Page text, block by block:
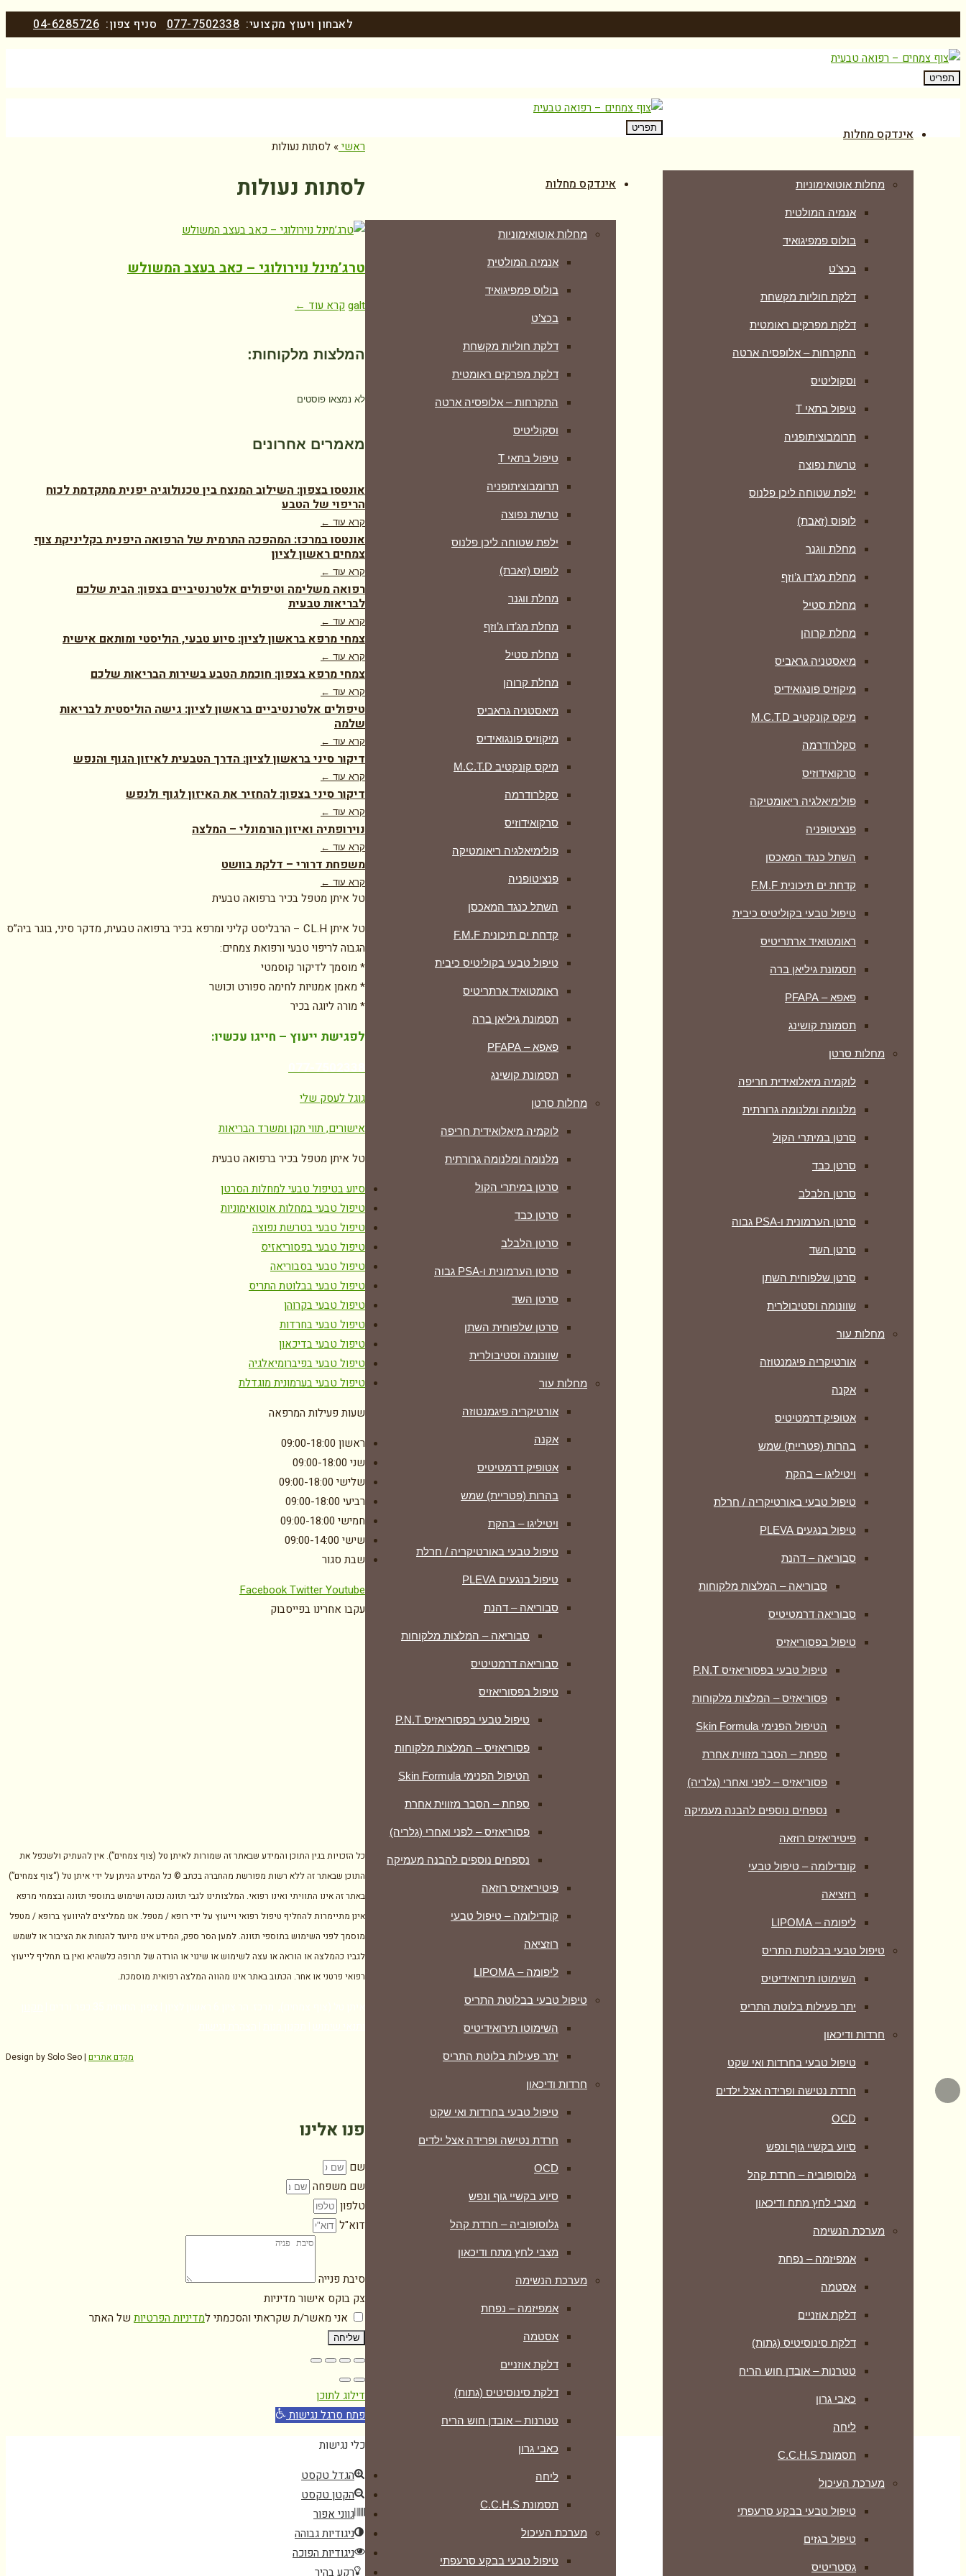
לאבחון ויעוץ מקצועי: 077-7502338 סניף צפון: 04-6285726
תפריט
אינדקס מחלות
מחלות אוטואימוניות
אנמיה המולטית
בולוס פמפיגואיד
בכצ’ט
דלקת חוליות מקשחת
דלקת מפרקים ראומטית
התקרחות – אלופסיה ארטה
וסקוליטיס
טיפול בתאי T
תרומבוציתופניה
טרשת נפוצה
ילפת שטוחה ליכן פלנוס
לופוס (זאבת)
מחלת ווגנר
מחלת מג’דו ג’וזף
מחלת סטיל
מחלת קרוהן
מיאסטניה גראביס
מיקוזיס פונגואידיס
מיקס קונקטיב M.C.T.D
סקלרודרמה
סרקואידוזיס
פולימיאלגיה ריאומטיקה
‏פנציטופניה
השתל כנגד המאכסן
קדחת ים תיכונית F.M.F
טיפול טבעי בקוליטיס כיבית
ראומטואיד ארתריטיס
תסמונת גיליאן ברה
פאפא – PFAPA
תסמונת קושינג
מחלות סרטן
לוקמיה מיאלואידית חריפה
מלנומה ומלנומה גרורתית
סרטן במיתרי הקול
סרטן כבד
סרטן הלבלב
סרטן הערמונית ו-PSA גבוה
סרטן השד
סרטן שלפוחית השתן
שוונומה וסטיבולרית
מחלות עור
אורטיקריה פיגמנטוזה
אקנה
אטופיק דרמטיטיס
בהרות (פטריית) שמש
ויטיליגו – בהקת
טיפול טבעי באורטיקריה / חרלת
טיפול בנגעים PLEVA
סבוריאה – דהנת
סבוריאה – המלצות מלקוחות
סבוריאה דרמטיטיס
טיפול בפסוריאזיס
טיפול טבעי בפסוריאזיס P.N.T
פסוריאזיס – המלצות מלקוחות
הטיפול הפנימי Skin Formula
ספחת – הסבר מזווית אחרת
פסוריאזיס – לפני ואחרי (גלריה)
נספחים נוספים להבנה מעמיקה
פיטיריאזיס רוזאה
קונדילומה – טיפול טבעי
רוזציאה
ליפומה – LIPOMA
טיפול טבעי בבלוטת התריס
השימוטו תירואידיטיס
יתר פעילות בלוטת התריס
חרדות ודיכאון
טיפול טבעי בחרדות ואי שקט
חרדת נטישה ופרידה אצל ילדים
OCD
סיוע בקשיי גוף ונפש
גלוסופוביה – חרדת קהל
מצבי לחץ מתח ודיכאון
מערכת הנשימה
אמפיזמה – נפחת
אסטמה
דלקת אוזניים
דלקת סינוסיטיס (גתות)
טטרנות – אובדן חוש הריח
כאבי גרון
ליחה
תסמונת C.C.H.S
מערכת העיכול
טיפול טבעי בבקע סרעפתי
טיפול בגזים
גסטריטיס
תפריט
אינדקס מחלות
מחלות אוטואימוניות
אנמיה המולטית
בולוס פמפיגואיד
בכצ’ט
דלקת חוליות מקשחת
דלקת מפרקים ראומטית
התקרחות – אלופסיה ארטה
וסקוליטיס
טיפול בתאי T
תרומבוציתופניה
טרשת נפוצה
ילפת שטוחה ליכן פלנוס
לופוס (זאבת)
מחלת ווגנר
מחלת מג’דו ג’וזף
מחלת סטיל
מחלת קרוהן
מיאסטניה גראביס
מיקוזיס פונגואידיס
מיקס קונקטיב M.C.T.D
סקלרודרמה
סרקואידוזיס
פולימיאלגיה ריאומטיקה
‏פנציטופניה
השתל כנגד המאכסן
קדחת ים תיכונית F.M.F
טיפול טבעי בקוליטיס כיבית
ראומטואיד ארתריטיס
תסמונת גיליאן ברה
פאפא – PFAPA
תסמונת קושינג
מחלות סרטן
לוקמיה מיאלואידית חריפה
מלנומה ומלנומה גרורתית
סרטן במיתרי הקול
סרטן כבד
סרטן הלבלב
סרטן הערמונית ו-PSA גבוה
סרטן השד
סרטן שלפוחית השתן
שוונומה וסטיבולרית
מחלות עור
אורטיקריה פיגמנטוזה
אקנה
אטופיק דרמטיטיס
בהרות (פטריית) שמש
ויטיליגו – בהקת
טיפול טבעי באורטיקריה / חרלת
טיפול בנגעים PLEVA
סבוריאה – דהנת
סבוריאה – המלצות מלקוחות
סבוריאה דרמטיטיס
טיפול בפסוריאזיס
טיפול טבעי בפסוריאזיס P.N.T
פסוריאזיס – המלצות מלקוחות
הטיפול הפנימי Skin Formula
ספחת – הסבר מזווית אחרת
פסוריאזיס – לפני ואחרי (גלריה)
נספחים נוספים להבנה מעמיקה
פיטיריאזיס רוזאה
קונדילומה – טיפול טבעי
רוזציאה
ליפומה – LIPOMA
טיפול טבעי בבלוטת התריס
השימוטו תירואידיטיס
יתר פעילות בלוטת התריס
חרדות ודיכאון
טיפול טבעי בחרדות ואי שקט
חרדת נטישה ופרידה אצל ילדים
OCD
סיוע בקשיי גוף ונפש
גלוסופוביה – חרדת קהל
מצבי לחץ מתח ודיכאון
מערכת הנשימה
אמפיזמה – נפחת
אסטמה
דלקת אוזניים
דלקת סינוסיטיס (גתות)
טטרנות – אובדן חוש הריח
כאבי גרון
ליחה
תסמונת C.C.H.S
מערכת העיכול
טיפול טבעי בבקע סרעפתי
ראשי» לסתות נעולות
לסתות נעולות
טרג’מינל נוירולוגי – כאב בעצב המשולש
galt קרא עוד ←
המלצות מלקוחות:
לא נמצאו פוסטים
מאמרים אחרונים
אונטסו בצפון: השילוב המנצח בין טכנולוגיה יפנית מתקדמת לכוח
הריפוי של הטבע
קרא עוד ←
אונטסו במרכז: המהפכה התרמית של הרפואה היפנית בקליניקת צוף
צמחים ראשון לציון
קרא עוד ←
רפואה משלימה וטיפולים אלטרנטיביים בצפון: הבית שלכם
לבריאות טבעית
קרא עוד ←
צמחי מרפא בראשון לציון: סיוע טבעי, הוליסטי ומותאם אישית
קרא עוד ←
צמחי מרפא בצפון: חוכמת הטבע בשירות הבריאות שלכם
קרא עוד ←
טיפולים אלטרנטיביים בראשון לציון: גישה הוליסטית לבריאות
שלמה
קרא עוד ←
דיקור סיני בראשון לציון: הדרך הטבעית לאיזון הגוף והנפש
קרא עוד ←
דיקור סיני בצפון: להחזיר את האיזון לגוף ולנפש
קרא עוד ←
נוירופתיה ואיזון הורמונלי – המלצה
קרא עוד ←
משפחת דרורי – דלקת בוושט
קרא עוד ←
טל איתן מטפל בכיר ברפואה טבעית
טל איתן CL.H – הרבליסט קליני ומרפא בכיר ברפואה טבעית, מדקר סיני, בוגר ביה”ס
הגבוה לריפוי טבעי ורפואת צמחים:
* מוסמך לדיקור קוסמטי
* מאמן אמנויות לחימה ספורט וכושר
* מורה ליוגה בכיר
לפגישת ייעוץ – חייגו עכשיו:
גוגל לעסק שלי
אישורים, תווי תקן ומשרד הבריאות
טל איתן מטפל בכיר ברפואה טבעית
סיוע בטיפול טבעי למחלות הסרטן
טיפול טבעי במחלות אוטואימוניות
טיפול טבעי בטרשת נפוצה
טיפול טבעי בפסוריאזיס
טיפול טבעי בסבוריאה
טיפול טבעי בבלוטת התריס
טיפול טבעי בקרוהן
טיפול טבעי בחרדות
טיפול טבעי בדיכאון
טיפול טבעי בפיברומיאלגיה
טיפול טבעי בערמונית מוגדלת
שעות פעילות המרפאה
ראשון 09:00-18:00
שני 09:00-18:00
שלישי 09:00-18:00
רביעי 09:00-18:00
חמישי 09:00-18:00
שישי 09:00-14:00
שבת סגור
FacebookTwitterYoutube
עקבו אחרינו בפייסבוק
כל הזכויות בגין התוכן והמידע שבאתר זה שמורות לאיתן טל (צוף צמחים”). אין להעתיק ולשכפל את
התוכן שבאתר זה ללא רשות מפורשת מהחברה בכתב © כל המידע הניתן על ידי איתן טל (“צוף צמחים”)
באתר זה אינו התוויתי ואינו רפואי. המלצותינו לגבי תזונה נכונה ושימוש בתוספי תזונה ובצמחי מרפא
אינן מתיימרות להחליף טיפול רפואי וייעוץ על ידי רופא / מטפל. אנו ממליצים להיוועץ ברופא / מטפל
מוסמך לפני השימוש בתוספי תזונה. למען הסר ספק, המידע אינו מיועד להנחות את הציבור או לשמש
לגביו כהמלצה או הוראה או עצה לשימוש או שינוי או הורדה של תרופה כלשהיא ואין בו תחליף לייעוץ
רפואי פרטני או אחר. הכתוב באתר אינו מהווה המלצה רפואית מוסמכת.
Design by Solo Seo | מקדם אתרים
פנו אלינו
שם
שם משפחה
טלפון
דוא"ל
סיבת פנייה
צק בוקס אישור מדיניות
אני מאשר/ת שקראתי והסכמתי למדיניות הפרטיות של האתר
שליחה
דילוג לתוכן
פתח סרגל נגישות
כלי נגישות
הגדל טקסט
הקטן טקסט
גווני אפור
ניגודיות גבוהה
ניגודיות הפוכה
רקע בהיר